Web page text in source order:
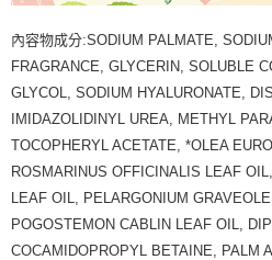
內容物成分:SODIUM PALMATE,
FRAGRANCE, GLYCERIN, SOLUBLE
GLYCOL, SODIUM HYALURONATE,
IMIDAZOLIDINYL UREA, METHYL
TOCOPHERYL ACETATE, *OLEA
ROSMARINUS OFFICINALIS LEAF
LEAF OIL, PELARGONIUM
POGOSTEMON CABLIN LEAF OIL,
COCAMIDOPROPYL BETAINE, PALM